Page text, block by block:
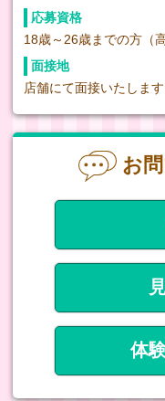
応募資格
18歳～26歳までの方（
面接地
店舗にて面接いたします
お
体